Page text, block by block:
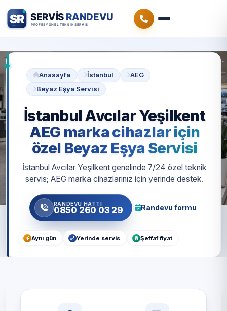
Anasayfa İstanbul
AEG
Beyaz Eşya Servisi
İstanbul Avcılar Yeşilkent
AEG marka cihazlar için
özel Beyaz Eşya Servisi
İstanbul Avcılar Yeşilkent genelinde 7/24 özel teknik
servis; AEG marka cihazlarınız için yerinde destek.
RANDEVU HATTI
0850 260 03 29 Randevu formu
Aynı gün Yerinde servis Şeffaf fiyat